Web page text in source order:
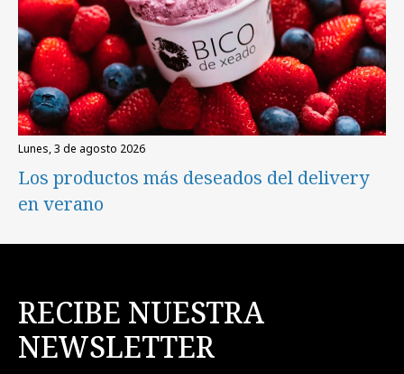
lunes, 3 de agosto 2026
Los productos más deseados del delivery
en verano
RECIBE NUESTRA
NEWSLETTER